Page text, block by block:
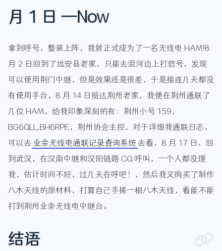
月 1 日 —Now
拿到呼号，整装上阵，我就正式成为了一名无线电 HAM!8
月 2 日回到了远安县老家，只能去沮河边上打信号，发现
可以使用荆门中继，但是效果还是很差，于是接连几天都没
有使用手台，8 月 14 日抵达荆州老家，我便在荆州通联了
几位 HAM，给我印象深刻的有：荆州小号 159，
BG6QLL,BH6RPE，荆州协会主控，对于详细我通联日志，
可以去 业余无线电通联记录查询系统 去看，8 月 17 日，回
到武汉，在汉南中继和汉阳链路 CQ 呼叫，一个人都没理
我，估计时间不好，过几天在呼吧！，然后我又购买了制作
八木天线的原材料，打算自己手搓一根八木天线，看能不能
打到荆州业余无线电中继台。
结语